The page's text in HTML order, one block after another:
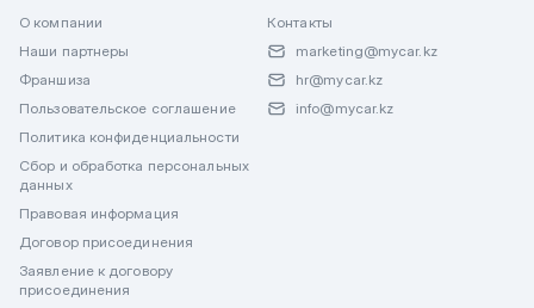
О компании
Наши партнеры
Франшиза
Пользовательское соглашение
Политика конфиденциальности
Сбор и обработка персональных
данных
Правовая информация
Договор присоединения
Заявление к договору
присоединения
Контакты
marketing@mycar.kz
hr@mycar.kz
info@mycar.kz